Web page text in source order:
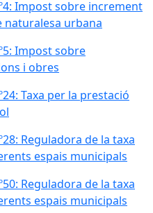
Impost sobre increment
naturalesa urbana
Impost sobre
i obres
Taxa per la prestació
Reguladora de la taxa
espais municipals
Reguladora de la taxa
espais municipals